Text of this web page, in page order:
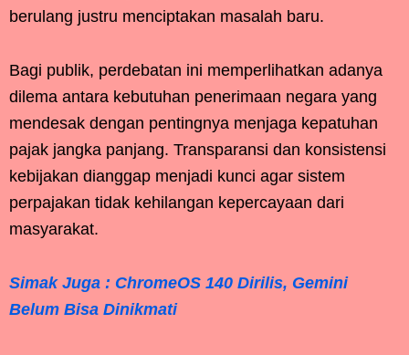
berulang justru menciptakan masalah baru.
Bagi publik, perdebatan ini memperlihatkan adanya
dilema antara kebutuhan penerimaan negara yang
mendesak dengan pentingnya menjaga kepatuhan
pajak jangka panjang. Transparansi dan konsistensi
kebijakan dianggap menjadi kunci agar sistem
perpajakan tidak kehilangan kepercayaan dari
masyarakat.
Simak Juga : ChromeOS 140 Dirilis, Gemini
Belum Bisa Dinikmati